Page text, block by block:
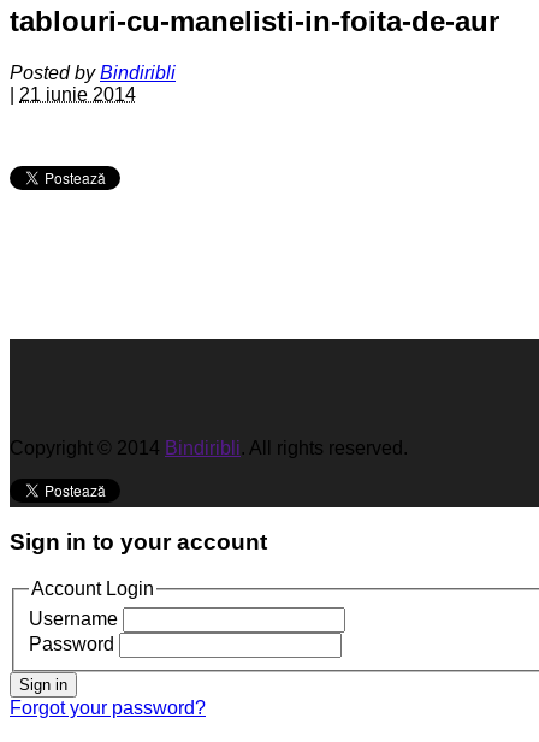
tablouri-cu-manelisti-in-foita-de-aur
Posted byBindiribli
21 iunie 2014
Copyright © 2014 Bindiribli. All rights reserved.
Sign in to your account
Account Login
Username
Password
Sign in
Forgot your password?